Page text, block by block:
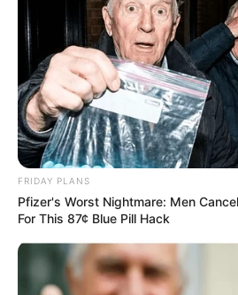
FRIDAY PLANS
Pfizer's Worst Nightmare: Men
For This 87¢ Blue Pill Hack